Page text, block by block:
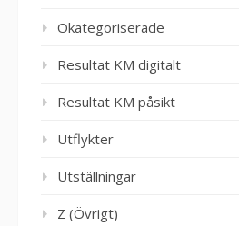
Okategoriserade
Resultat KM digitalt
Resultat KM påsikt
Utflykter
Utställningar
Z (Övrigt)